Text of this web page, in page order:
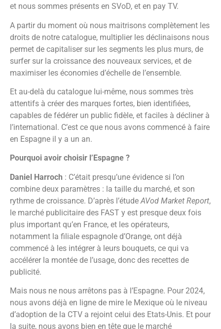
et nous sommes présents en SVoD, et en pay TV.
A partir du moment où nous maitrisons complètement les
droits de notre catalogue, multiplier les déclinaisons nous
permet de capitaliser sur les segments les plus murs, de
surfer sur la croissance des nouveaux services, et de
maximiser les économies d’échelle de l’ensemble.
Et au-delà du catalogue lui-même, nous sommes très
attentifs à créer des marques fortes, bien identifiées,
capables de fédérer un public fidèle, et faciles à décliner à
l’international. C’est ce que nous avons commencé à faire
en Espagne il y a un an.
Pourquoi avoir choisir l’Espagne ?
Daniel Harroch : C’était presqu’une évidence si l’on
combine deux paramètres : la taille du marché, et son
rythme de croissance. D’après l’étude AVod Market Report,
le marché publicitaire des FAST y est presque deux fois
plus important qu’en France, et les opérateurs,
notamment la filiale espagnole d’Orange, ont déjà
commencé à les intégrer à leurs bouquets, ce qui va
accélérer la montée de l’usage, donc des recettes de
publicité.
Mais nous ne nous arrêtons pas à l’Espagne. Pour 2024,
nous avons déjà en ligne de mire le Mexique où le niveau
d’adoption de la CTV a rejoint celui des Etats-Unis. Et pour
la suite, nous avons bien en tête que le marché